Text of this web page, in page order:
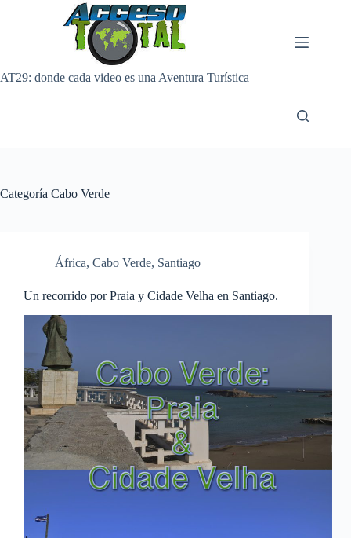
AT29: donde cada video es una Aventura Turística
Categoría Cabo Verde
África, Cabo Verde, Santiago
Un recorrido por Praia y Cidade Velha en Santiago.